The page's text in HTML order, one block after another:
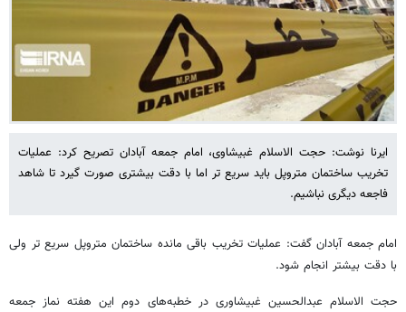
ایرنا نوشت: حجت الاسلام غبیشاوی، امام جمعه آبادان تصریح کرد: عملیات
تخریب ساختمان متروپل باید سریع تر اما با دقت بیشتری صورت گیرد تا شاهد
فاجعه دیگری نباشیم.
امام جمعه آبادان گفت: عملیات تخریب باقی مانده ساختمان متروپل سریع تر ولی
با دقت بیشتر انجام شود.
حجت الاسلام عبدالحسین غبیشاوری در خطبه‌های دوم این هفته نماز جمعه